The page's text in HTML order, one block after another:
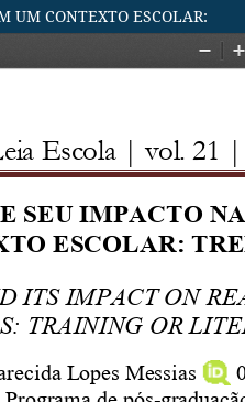
UM CONTEXTO ESCOLAR: